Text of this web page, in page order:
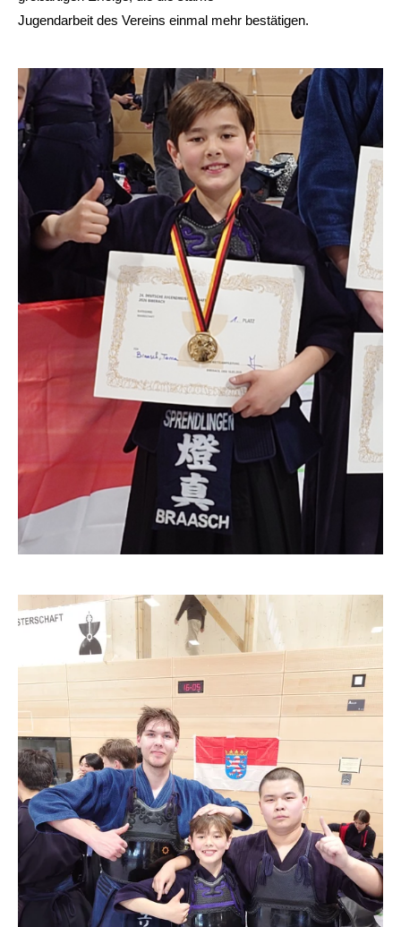
Jugendarbeit des Vereins einmal mehr bestätigen.